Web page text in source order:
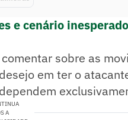
e cenário
sobre as
em ter o
A